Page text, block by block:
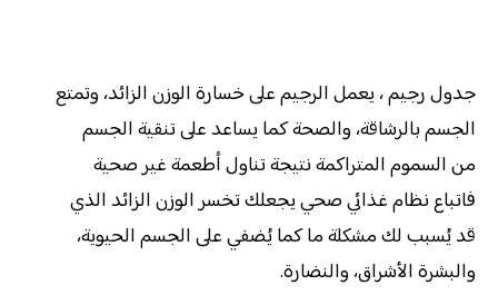
جدول رجيم ، يعمل الرجيم على خسارة الوزن الزائد، وتمتع
الجسم بالرشاقة، والصحة كما يساعد على تنقية الجسم
من السموم المتراكمة نتيجة تناول أطعمة غير صحية
فاتباع نظام غذائي صحي يجعلك تخسر الوزن الزائد الذي
قد يُسبب لك مشكلة ما كما يُضفي على الجسم الحيوية،
والبشرة الأشراق، والنضارة.